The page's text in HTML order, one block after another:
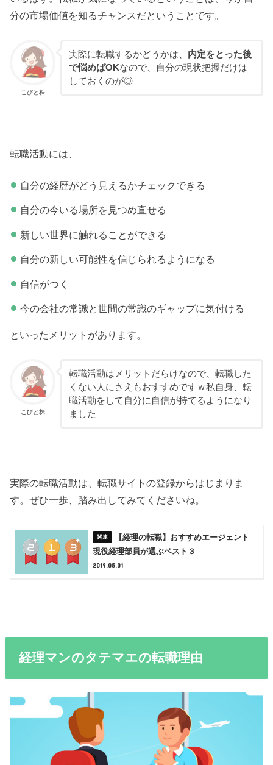
分の市場価値を知るチャンスだということです。
こびと株
実際に転職するかどうかは、 内定をとった後
で悩めばOKなので、自分の現状把握だけは
しておくのが◎
転職活動には、
自分の経歴がどう見えるかチェックできる
自分の今いる場所を見つめ直せる
新しい世界に触れることができる
自分の新しい可能性を信じられるようになる
自信がつく
今の会社の常識と世間の常識のギャップに気付ける
といったメリットがあります。
こびと株
転職活動はメリットだらけなので、転職した
くない人にさえもおすすめですｗ私自身、転
職活動をして自分に自信が持てるようになり
ました
実際の転職活動は、転職サイトの登録からはじまりま
す。ぜひ一歩、踏み出してみてくださいね。
【経理の転職】おすすめエージェント
現役経理部員が選ぶベスト３
2019.05.01
経理マンのタテマエの転職理由